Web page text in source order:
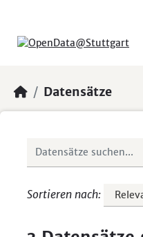
Datensätze
Sortieren nach